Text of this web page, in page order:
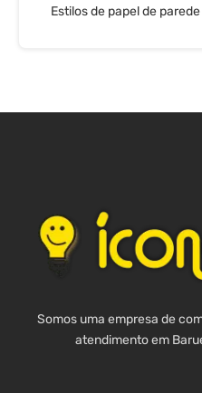
Estilos de papel de
Somos uma empresa de
atendimento em